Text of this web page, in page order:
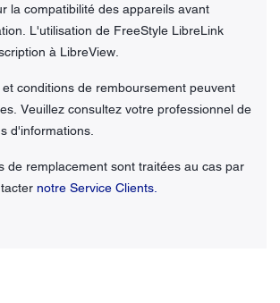
la compatibilité des appareils avant
L'utilisation de FreeStyle LibreLink
à LibreView.
conditions de remboursement peuvent
Veuillez consultez votre professionnel de
d'informations.
de remplacement sont traitées au cas par
notre Service Clients.